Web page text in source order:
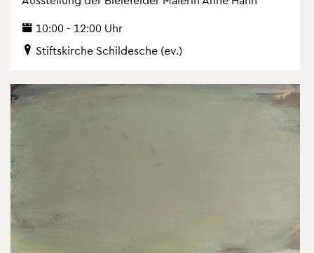
10:00 - 12:00 Uhr
Stifts­kir­che Schil­desche (ev.)